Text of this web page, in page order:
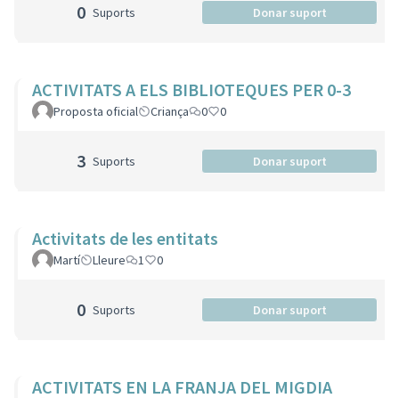
0 Suports Donar suport
ACTIVITATS A ELS BIBLIOTEQUES PER 0-3
Proposta oficial Criança 0 0
3 Suports Donar suport
Activitats de les entitats
Martí Lleure 1 0
0 Suports Donar suport
ACTIVITATS EN LA FRANJA DEL MIGDIA